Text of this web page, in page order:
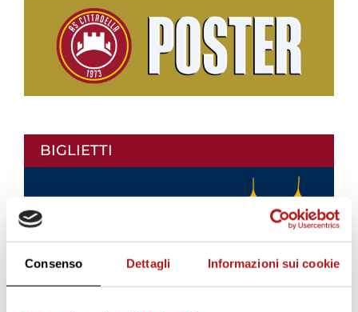
Consenso Dettagli Informazioni sui cookie
BIGLIETTI